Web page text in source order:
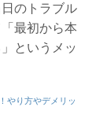
のトラブル
最初から本
というメッ
やり方やデメリッ